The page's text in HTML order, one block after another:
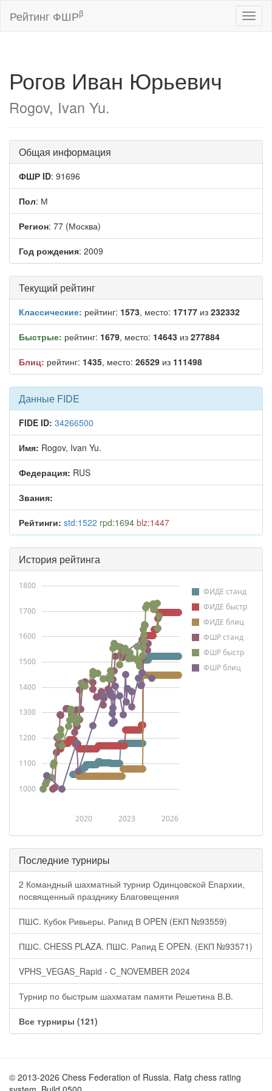
Рейтинг ФШРβ
Рогов Иван Юрьевич
Rogov, Ivan Yu.
Общая информация
ФШР ID: 91696
Пол: М
Регион: 77 (Москва)
Год рождения: 2009
Текущий рейтинг
Классические: рейтинг: 1573, место: 17177 из 232332
Быстрые: рейтинг: 1679, место: 14643 из 277884
Блиц: рейтинг: 1435, место: 26529 из 111498
Данные FIDE
FIDE ID: 34266500
Имя: Rogov, Ivan Yu.
Федерация: RUS
Звания:
Рейтинги: std:1522 rpd:1694 blz:1447
История рейтинга
ФИДЕ станд
ФИДЕ быстр
ФИДЕ блиц
ФШР станд
ФШР быстр
ФШР блиц
2020 2023 2026
1000
1100
1200
1300
1400
1500
1600
1700
1800
Последние турниры
2 Командный шахматный турнир Одинцовской Епархии,
посвященный празднику Благовещения
ПШС. Кубок Ривьеры. Рапид В OPEN (ЕКП №93559)
ПШС. CHESS PLAZA. ПШС. Рапид E OPEN. (ЕКП №93571)
VPHS_VEGAS_Rapid - C_NOVEMBER 2024
Турнир по быстрым шахматам памяти Решетина В.В.
Все турниры (121)
© 2013-2026 Chess Federation of Russia. Ratg chess rating